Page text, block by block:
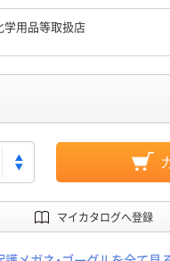
学用品等取扱店
マイカタログへ登録